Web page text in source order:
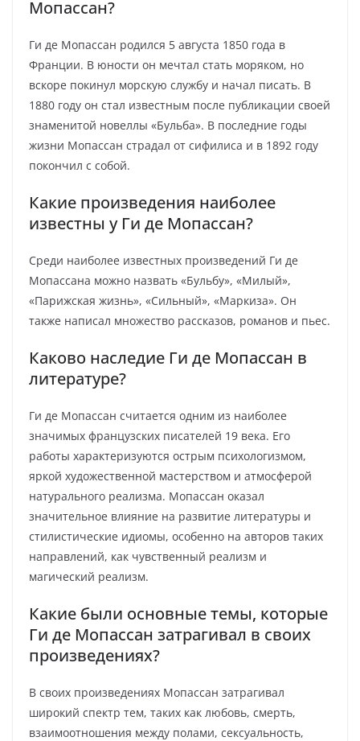
Мопассан?
Ги де Мопассан родился 5 августа 1850 года в
Франции. В юности он мечтал стать моряком, но
вскоре покинул морскую службу и начал писать. В
1880 году он стал известным после публикации своей
знаменитой новеллы «Бульба». В последние годы
жизни Мопассан страдал от сифилиса и в 1892 году
покончил с собой.
Какие произведения наиболее
известны у Ги де Мопассан?
Среди наиболее известных произведений Ги де
Мопассана можно назвать «Бульбу», «Милый»,
«Парижская жизнь», «Сильный», «Маркиза». Он
также написал множество рассказов, романов и пьес.
Каково наследие Ги де Мопассан в
литературе?
Ги де Мопассан считается одним из наиболее
значимых французских писателей 19 века. Его
работы характеризуются острым психологизмом,
яркой художественной мастерством и атмосферой
натурального реализма. Мопассан оказал
значительное влияние на развитие литературы и
стилистические идиомы, особенно на авторов таких
направлений, как чувственный реализм и
магический реализм.
Какие были основные темы, которые
Ги де Мопассан затрагивал в своих
произведениях?
В своих произведениях Мопассан затрагивал
широкий спектр тем, таких как любовь, смерть,
взаимоотношения между полами, сексуальность,